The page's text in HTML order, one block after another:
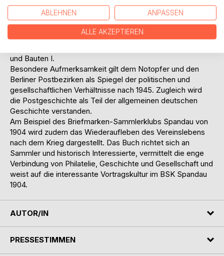
Philateliegeschichte mit Schwerpunkt auf Berlin und die
Nachkriegszeit. Sie zeigt die Verbindung zwischen
Währungsunion, politischen Entwicklungen und dem
Postwesen sowie die Bedeutung wichtiger Sammelgebiete
und Bauten I.
Besondere Aufmerksamkeit gilt dem Notopfer und den
Berliner Postbezirken als Spiegel der politischen und
gesellschaftlichen Verhältnisse nach 1945. Zugleich wird
die Postgeschichte als Teil der allgemeinen deutschen
Geschichte verstanden.
Am Beispiel des Briefmarken-Sammlerklubs Spandau von
1904 wird zudem das Wiederaufleben des Vereinslebens
nach dem Krieg dargestellt. Das Buch richtet sich an
Sammler und historisch Interessierte, vermittelt die enge
Verbindung von Philatelie, Geschichte und Gesellschaft und
weist auf die interessante Vortragskultur im BSK Spandau
1904.
AUTOR/IN
PRESSESTIMMEN
ABLEHNEN ANPASSEN
ALLE AKZEPTIEREN